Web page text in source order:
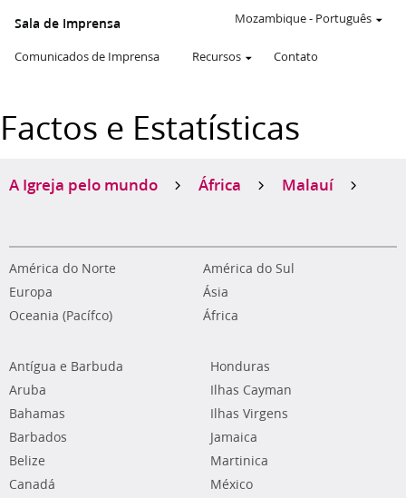
Sala de Imprensa
Comunicados de Imprensa Recursos Contato
Mozambique- Português
Factos e Estatísticas
A Igreja pelo mundo África Malauí
América do Norte
América do Sul
Europa
Ásia
Oceania (Pacífco)
África
Antígua e Barbuda
Aruba
Bahamas
Barbados
Belize
Canadá
Honduras
Ilhas Cayman
Ilhas Virgens
Jamaica
Martinica
México